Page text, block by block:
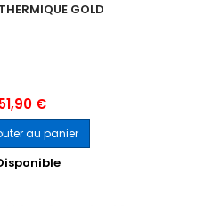
GOLD
Prix
51,90 €
au panier